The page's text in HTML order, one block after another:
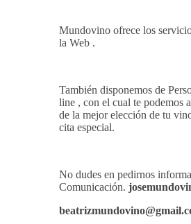
Mundovino ofrece los
la Web .
También disponemos de
line , con el cual te podemos
cita especial.